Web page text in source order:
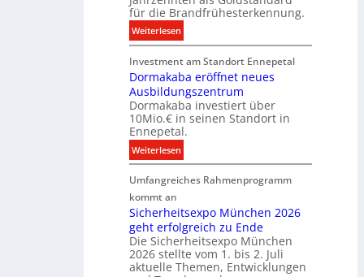
d
u
r
e
i
g
e
n
e
n
M
r
k
e
v
e
s
i
t
i
o
n
s
p
a
n
e
r
b
für die Brandfrühesterkennung.
Weiterlesen:
D
i
g
i
t
a
l
e
B
r
n
d
f
r
Investment am Standort Ennepetal
Dormakaba eröffnet neues
Ausbildungszentrum
Dormakaba investiert über
10Mio.€ in seinen Standort in
Ennepetal.
Weiterlesen:
D
o
m
a
k
a
b
Umfangreiches Rahmenprogramm
kommt an
Sicherheitsexpo München 2026
geht erfolgreich zu Ende
Die Sicherheitsexpo München
2026 stellte vom 1. bis 2. Juli
aktuelle Themen, Entwicklungen